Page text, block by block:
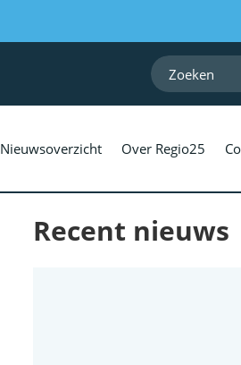
Nieuwsoverzicht Over Regio25
Recent nieuws